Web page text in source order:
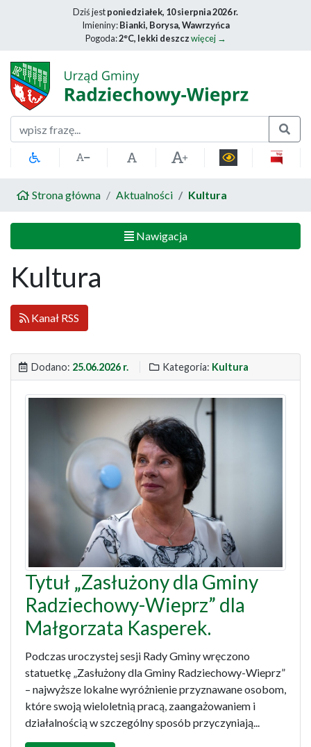
Dziś jestponiedziałek, 10 sierpnia 2026 r.
Imieniny:Bianki, Borysa, Wawrzyńca
Pogoda:2°C, lekki deszczwięcej →
Szukaj
Strona główna Aktualności Kultura
Nawigacja
Kultura
Kanał RSS
Dodano: 25.06.2026 r. Kategoria: Kultura
Tytuł „Zasłużony dla Gminy
Radziechowy-Wieprz” dla
Małgorzata Kasperek.
Podczas uroczystej sesji Rady Gminy wręczono
statuetkę „Zasłużony dla Gminy Radziechowy-Wieprz”
– najwyższe lokalne wyróżnienie przyznawane osobom,
które swoją wieloletnią pracą, zaangażowaniem i
działalnością w szczególny sposób przyczyniają...